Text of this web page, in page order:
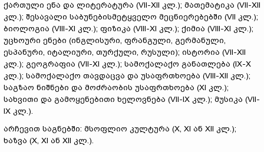
ქართული ენა და ლიტერატურა (VII-XII კლ.); მათემატიკა (VII-XII
კლ.); შესავალი საბუნებისმეტყველო მეცნიერებებში (VII კლ.);
ბიოლოგია (VIII-XI კლ.); ფიზიკა (VIII-XI კლ.); ქიმია (VIII-XI კლ.);
უცხოური ენები (ინგლისური, ფრანგული, გერმანული,
ესპანური, იტალიური, თურქული, რუსული); ისტორია (VII-XII
კლ.); გეოგრაფია (VII-XI კლ.); სამოქალაქო განათლება (IX-X
კლ.); სამოქალაქო თავდაცვა და უსაფრთხოება (VIII-XII კლ.);
საგზაო ნიშნები და მოძრაობის უსაფრთხოება (XI კლ.);
სახვითი და გამოყენებითი ხელოვნება (VII-IX კლ.); მუსიკა (VII-
IX კლ.).
არჩევით საგნებში: მსოფლიო კულტურა (X, XI ან XII კლ.);
ხაზვა (X, XI ან XII კლ.).